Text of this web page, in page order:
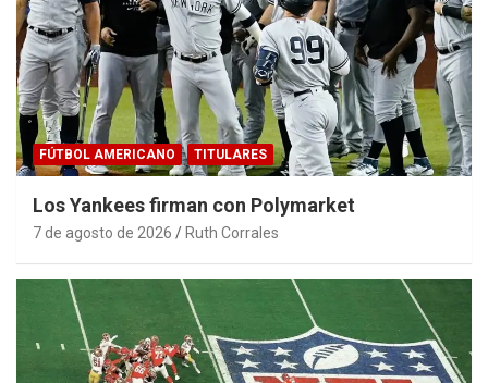
FÚTBOL AMERICANO TITULARES
Los Yankees firman con Polymarket
7 de agosto de 2026 Ruth Corrales